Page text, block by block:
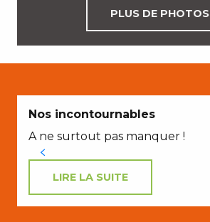
PLUS DE PHOTOS
Nos incontournables
A ne surtout pas manquer !
LIRE LA SUITE